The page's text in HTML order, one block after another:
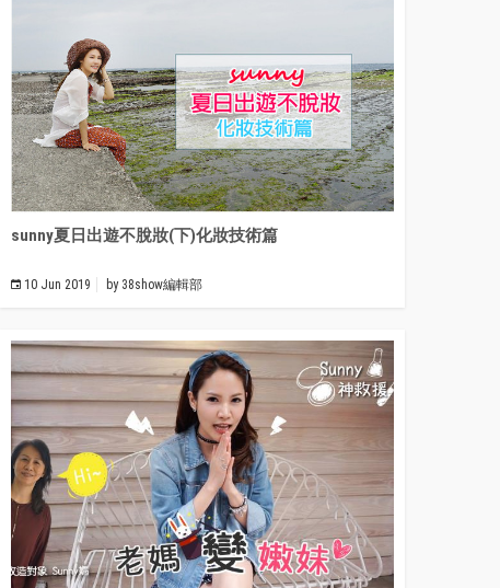
sunny夏日出遊不脫妝(下)化妝技術篇
10 Jun 2019 by 38show編輯部